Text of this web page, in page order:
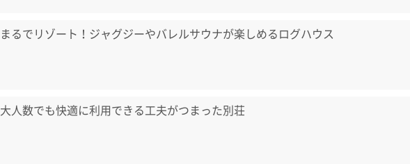
まるでリゾート！ジャグジーやバレルサウナが楽しめるログハウス
大人数でも快適に利用できる工夫がつまった別荘